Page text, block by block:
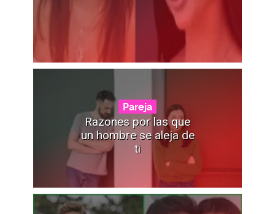
Pareja
Razones por las que
un hombre se aleja de
ti